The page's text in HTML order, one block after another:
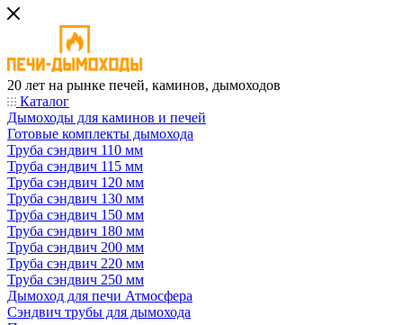
20 лет на рынке печей, каминов, дымоходов
Каталог
Дымоходы для каминов и печей
Готовые комплекты дымохода
Труба сэндвич 110 мм
Труба сэндвич 115 мм
Труба сэндвич 120 мм
Труба сэндвич 130 мм
Труба сэндвич 150 мм
Труба сэндвич 180 мм
Труба сэндвич 200 мм
Труба сэндвич 220 мм
Труба сэндвич 250 мм
Дымоход для печи Атмосфера
Сэндвич трубы для дымохода